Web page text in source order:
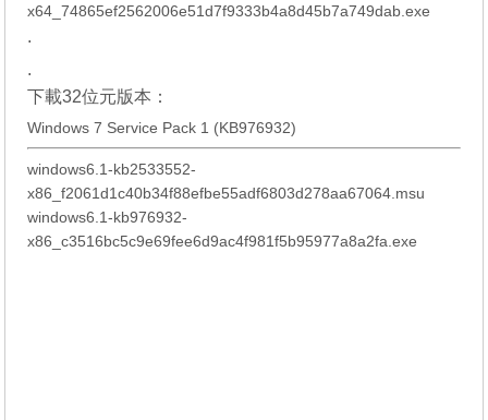
x64_74865ef2562006e51d7f9333b4a8d45b7a749dab.exe
.
.
下載32位元版本：
Windows 7 Service Pack 1 (KB976932)
windows6.1-kb2533552-
x86_f2061d1c40b34f88efbe55adf6803d278aa67064.msu
windows6.1-kb976932-
x86_c3516bc5c9e69fee6d9ac4f981f5b95977a8a2fa.exe